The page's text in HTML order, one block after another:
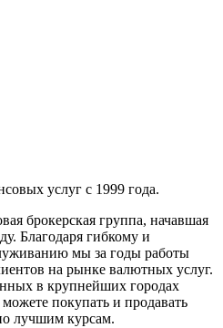
услуг с 1999 года.
брокерская группа, начавшая
Благодаря гибкому и
мы за годы работы
на рынке валютных услуг.
в крупнейших городах
покупать и продавать
лучшим курсам.